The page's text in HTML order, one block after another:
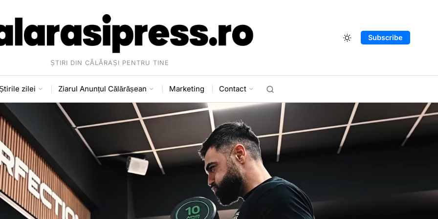
ȘTIRI DIN CĂLĂRAȘI PENTRU TINE
Subscribe
zilei Ziarul Anunțul Călărășean Marketing Contact